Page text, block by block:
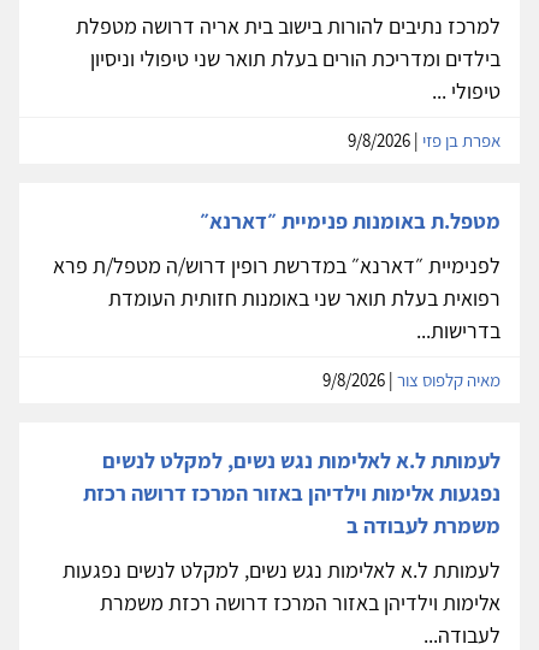
למרכז נתיבים להורות בישוב בית אריה דרושה מטפלת
בילדים ומדריכת הורים בעלת תואר שני טיפולי וניסיון
טיפולי ...
אפרת בן פזי
מטפל.ת באומנות פנימיית ״דארנא״
לפנימיית ״דארנא״ במדרשת רופין דרוש/ה מטפל/ת פרא
רפואית בעלת תואר שני באומנות חזותית העומדת
בדרישות...
מאיה קלפוס צור
לעמותת ל.א לאלימות נגש נשים, למקלט לנשים
נפגעות אלימות וילדיהן באזור המרכז דרושה רכזת
משמרת לעבודה ב
לעמותת ל.א לאלימות נגש נשים, למקלט לנשים נפגעות
אלימות וילדיהן באזור המרכז דרושה רכזת משמרת
לעבודה...